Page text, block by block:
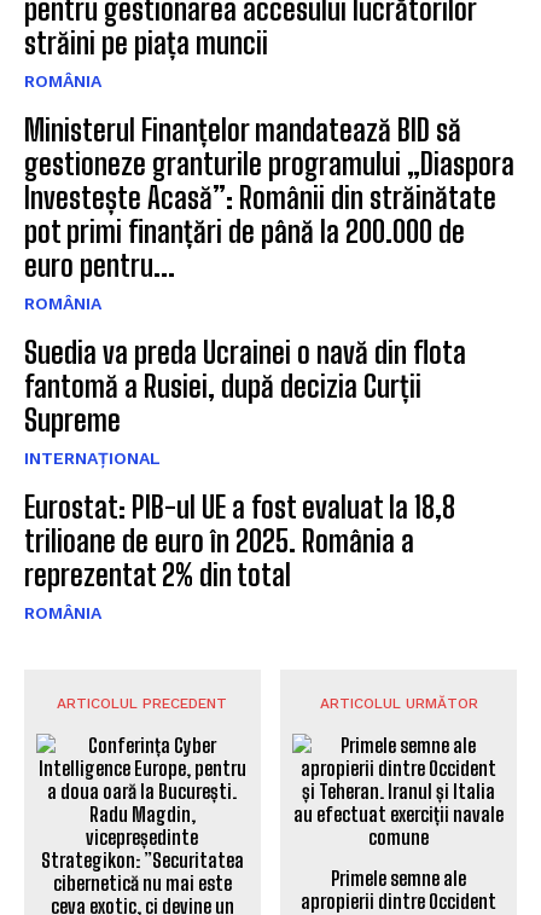
pentru gestionarea accesului lucrătorilor
străini pe piața muncii
ROMÂNIA
Ministerul Finanțelor mandatează BID să
gestioneze granturile programului „Diaspora
Investește Acasă”: Românii din străinătate
pot primi finanțări de până la 200.000 de
euro pentru...
ROMÂNIA
Suedia va preda Ucrainei o navă din flota
fantomă a Rusiei, după decizia Curții
Supreme
INTERNAȚIONAL
Eurostat: PIB-ul UE a fost evaluat la 18,8
trilioane de euro în 2025. România a
reprezentat 2% din total
ROMÂNIA
ARTICOLUL PRECEDENT ARTICOLUL URMĂTOR
Primele semne ale
apropierii dintre Occident